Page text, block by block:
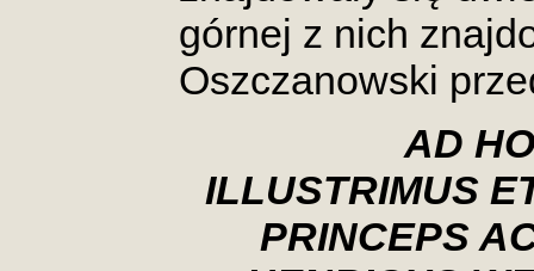
górnej z nich
Oszczanowski
AD
ILLUSTRIMUS
PRINCEPS